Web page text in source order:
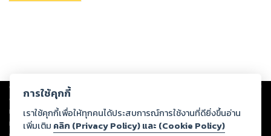
Copyright © 2026
ต่อผลงานหรือเนื้อหาใดที่อัปโหลดผ่านเว็บไซต์และปรากฏว่าละเมิดสิทธิใน
ทรัพย์สินทางปัญญาของบุคคลอื่นหรือขัดต่อกฎหมายและศีลธรรม ดังนั้น ผู้อ่าน
ทุกท่านโปรดใช้วิจารณญาณในการกลั่นกรองด้วยตนเอง และหากท่านพบว่าส่วน
การใช้คุกกี้
เราใช้คุกกี้เพื่อให้ทุกคนได้ประสบการณ์การใช้งานที่ดียิ่งขึ้นอ่าน
เพิ่มเติม คลิก (Privacy Policy) และ (Cookie Policy)